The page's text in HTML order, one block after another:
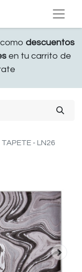
descuentos
en tu carrito de
- LN26